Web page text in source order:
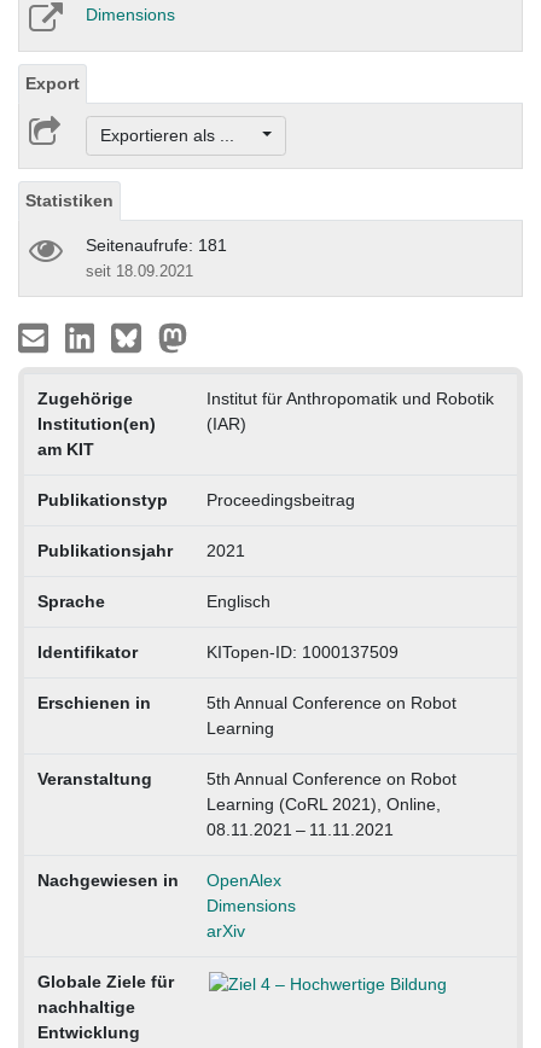
Dimensions
Export
Exportieren als ...
Statistiken
Seitenaufrufe: 181
seit 18.09.2021
Zugehörige
Institution(en)
am KIT
Institut für Anthropomatik und Robotik
(IAR)
Publikationstyp Proceedingsbeitrag
Publikationsjahr 2021
Sprache Englisch
Identifikator KITopen-ID: 1000137509
Erschienen in
5th Annual Conference on Robot
Learning
Veranstaltung
5th Annual Conference on Robot
Learning (CoRL 2021), Online,
08.11.2021 – 11.11.2021
Nachgewiesen in
OpenAlex
Dimensions
arXiv
Globale Ziele für
nachhaltige
Entwicklung